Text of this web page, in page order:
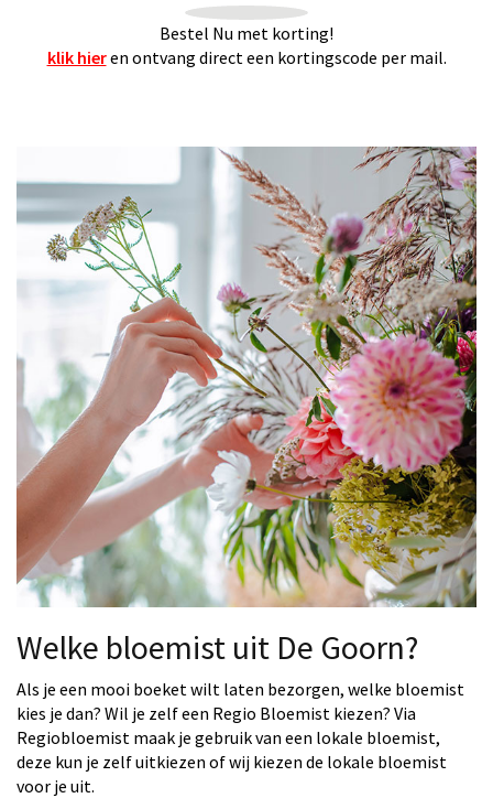
Bestel Nu met korting!
klik hieren ontvang direct een kortingscode per mail.
Welke bloemist uit De Goorn?
Als je een mooi boeket wilt laten bezorgen, welke bloemist
kies je dan? Wil je zelf een Regio Bloemist kiezen? Via
Regiobloemist maak je gebruik van een lokale bloemist,
deze kun je zelf uitkiezen of wij kiezen de lokale bloemist
voor je uit.